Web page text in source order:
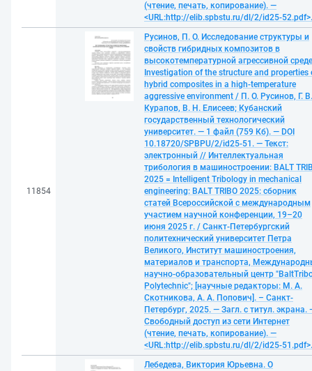
(чтение, печать, копирование). —
<URL:http://elib.spbstu.ru/dl/2/id25-52.pdf>.
11854
Русинов, П. О. Исследование структуры и
свойств гибридных композитов в
высокотемпературной агрессивной
Investigation of the structure and properties
hybrid composites in a high-temperature
aggressive environment / П. О. Русинов, Г. В.
Курапов, В. Н. Елисеев; Кубанский
государственный технологический
университет. — 1 файл (759 Кб). — DOI
10.18720/SPBPU/2/id25-51. — Текст:
электронный // Интеллектуальная
трибология в машиностроении: BALT
2025 = Intelligent Tribology in mechanical
engineering: BALT TRIBO 2025: сборник
статей Всероссийской с международным
участием научной конференции, 19–20
июня 2025 г. / Санкт-Петербургский
политехнический университет Петра
Великого, Институт машиностроения,
материалов и транспорта,
научно-образовательный центр
Polytechnic"; [научные редакторы: М. А.
Скотникова, А. А. Попович]. – Санкт-
Петербург, 2025. — Загл. с титул. экрана.
Свободный доступ из сети Интернет
(чтение, печать, копирование). —
<URL:http://elib.spbstu.ru/dl/2/id25-51.pdf>.
Лебедева, Виктория Юрьевна. О